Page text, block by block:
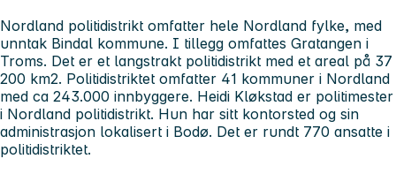
Nordland politidistrikt omfatter hele Nordland fylke, med
unntak Bindal kommune. I tillegg omfattes Gratangen i
Troms. Det er et langstrakt politidistrikt med et areal på 37
200 km2. Politidistriktet omfatter 41 kommuner i Nordland
med ca 243.000 innbyggere. Heidi Kløkstad er politimester
i Nordland politidistrikt. Hun har sitt kontorsted og sin
administrasjon lokalisert i Bodø. Det er rundt 770 ansatte i
politidistriktet.